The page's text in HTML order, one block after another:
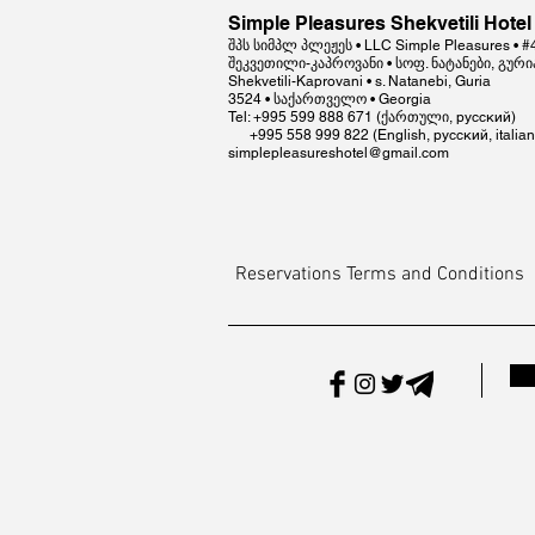
Simple Pleasures Shekvetili Hotel
შპს სიმპლ პლეჟეს • LLC Simple Pleasures •
შეკვეთილი-კაპროვანი • სოფ. ნატანები,
Shekvetili-Kaprovani • s. Natanebi, Guria
3524 • საქართველო • Georgia
Tel: +995 599 888 671 (ქართული, русский)
+995 558 999 822 (English, русский,
simplepleasureshotel@gmail.com
Reservations Terms and Conditions